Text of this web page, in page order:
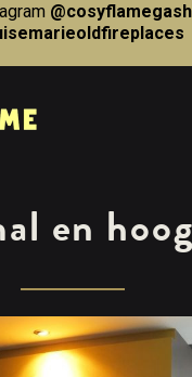
en hoog